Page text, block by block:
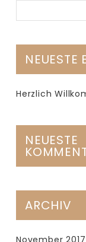
NEUESTE
Herzlich
NEUESTE
ARCHIV